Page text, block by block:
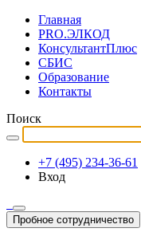
Главная
PRO.ЭЛКОД
КонсультантПлюс
СБИС
Образование
Контакты
Поиск
+7 (495) 234-36-61
Вход
Пробное сотрудничество